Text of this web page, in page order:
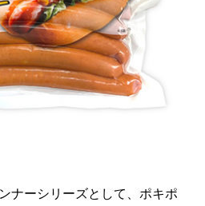
ナーシリーズとして、ポキポ